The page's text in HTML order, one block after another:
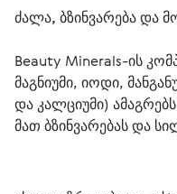
ძალა, ბზინვარება და
Beauty Minerals-ის
მაგნიუმი, იოდი,
და კალციუმი)
მათ ბზინვარებას და